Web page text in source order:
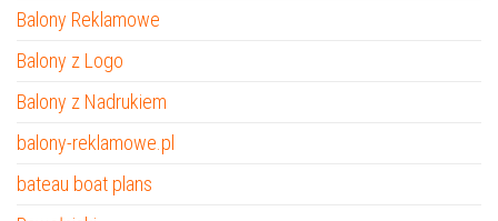
Balony Reklamowe
Balony z Logo
Balony z Nadrukiem
balony-reklamowe.pl
bateau boat plans